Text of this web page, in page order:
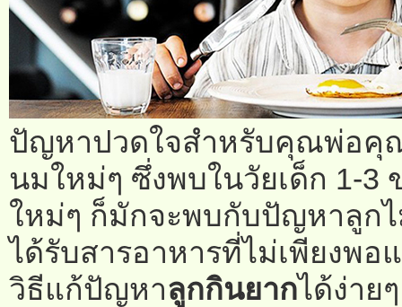
ปัญหาปวดใจสำหรับคุณพ่อคุ
นมใหม่ๆ ซึ่งพบในวัยเด็ก 1-3
ใหม่ๆ ก็มักจะพบกับปัญหาลูก
ได้รับสารอาหารที่ไม่เพียงพ
วิธีแก้ปัญหาลูกกินยากได้ง่า